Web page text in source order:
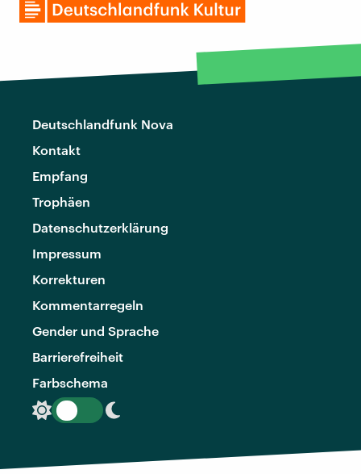
Deutschlandfunk Nova
Kontakt
Empfang
Trophäen
Datenschutzerklärung
Impressum
Korrekturen
Kommentarregeln
Gender und Sprache
Barrierefreiheit
Farbschema